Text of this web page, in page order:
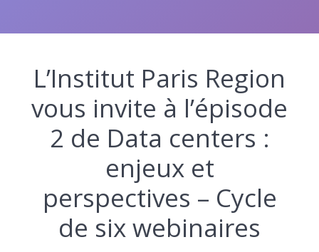
L’Institut Paris Region
vous invite à l’épisode
2 de Data centers :
enjeux et
perspectives – Cycle
de six webinaires